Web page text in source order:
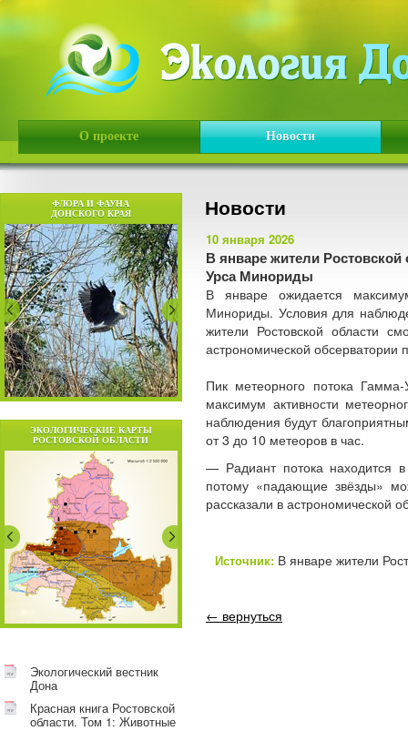
О проекте Новости
ФЛОРА И ФАУНА
ДОНСКОГО КРАЯ
ЭКОЛОГИЧЕСКИЕ КАРТЫ
РОСТОВСКОЙ ОБЛАСТИ
Экологический вестник
Дона
Красная книга Ростовской
области. Том 1: Животные
Новости
10 января 2026
В январе жители Ростовской
Урса Минориды
В январе ожидается
Минориды. Условия для
жители Ростовской области
астрономической обсерватории
Пик метеорного потока
максимум активности
наблюдения будут
от 3 до 10 метеоров в час.
— Радиант потока находится
потому «падающие звёзды»
рассказали в астрономической
Источник: В январе жители
← вернуться